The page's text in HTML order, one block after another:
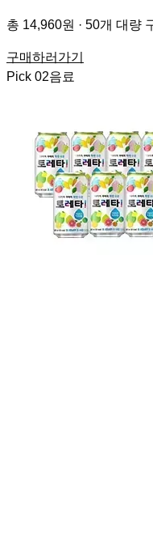
총 14,960원 · 50개 대량
구매하러가기
Pick 02음료